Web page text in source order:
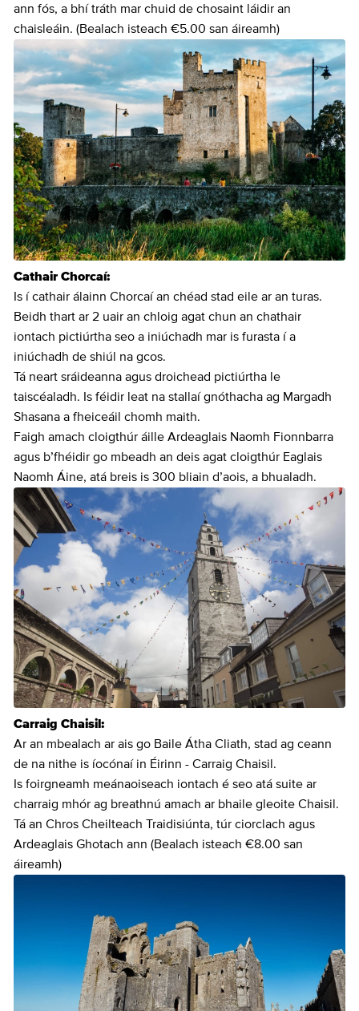
ann fós, a bhí tráth mar chuid de chosaint láidir an
chaisleáin. (Bealach isteach €5.00 san áireamh)
Cathair Chorcaí:
Is í cathair álainn Chorcaí an chéad stad eile ar an turas.
Beidh thart ar 2 uair an chloig agat chun an chathair
iontach pictiúrtha seo a iniúchadh mar is furasta í a
iniúchadh de shiúl na gcos.
Tá neart sráideanna agus droichead pictiúrtha le
taiscéaladh. Is féidir leat na stallaí gnóthacha ag Margadh
Shasana a fheiceáil chomh maith.
Faigh amach cloigthúr áille Ardeaglais Naomh Fionnbarra
agus b’fhéidir go mbeadh an deis agat cloigthúr Eaglais
Naomh Áine, atá breis is 300 bliain d’aois, a bhualadh.
Carraig Chaisil:
Ar an mbealach ar ais go Baile Átha Cliath, stad ag ceann
de na nithe is íocónaí in Éirinn - Carraig Chaisil.
Is foirgneamh meánaoiseach iontach é seo atá suite ar
charraig mhór ag breathnú amach ar bhaile gleoite Chaisil.
Tá an Chros Cheilteach Traidisiúnta, túr ciorclach agus
Ardeaglais Ghotach ann (Bealach isteach €8.00 san
áireamh)